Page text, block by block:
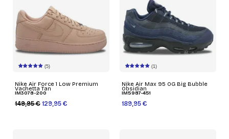
(5)
Nike Air Force 1 Low Premium
Vachetta Tan
IM3078-200
149,95 € 129,95 €
(1)
Nike Air Max 95 OG Big Bubble
Obsidian
IM5987-451
189,95 €